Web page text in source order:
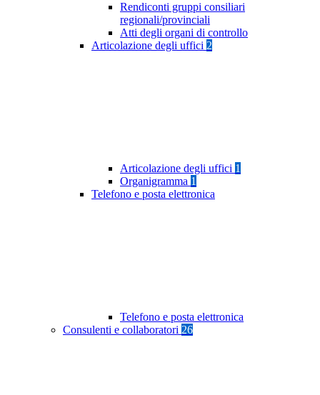
Rendiconti gruppi consiliari
regionali/provinciali
Atti degli organi di controllo
Articolazione degli uffici 2
Articolazione degli uffici 1
Organigramma 1
Telefono e posta elettronica
Telefono e posta elettronica
Consulenti e collaboratori 26